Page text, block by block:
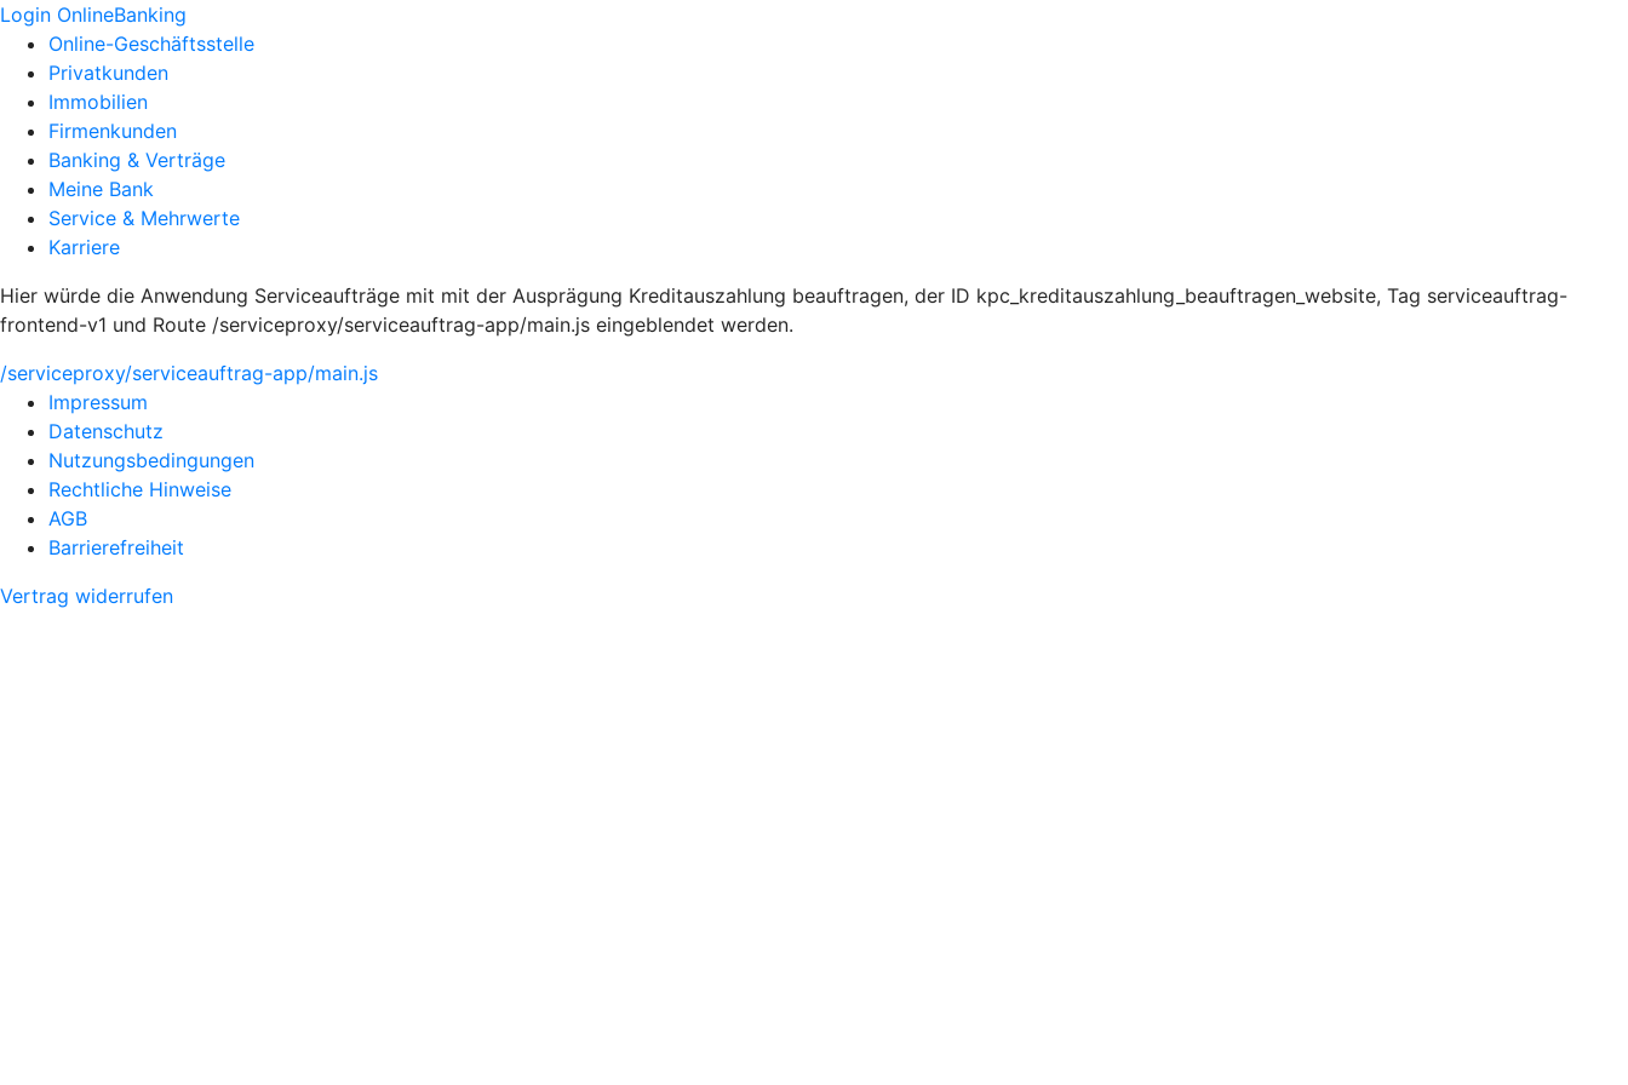
Login OnlineBanking
Online-Geschäftsstelle
Privatkunden
Immobilien
Firmenkunden
Banking & Verträge
Meine Bank
Service & Mehrwerte
Karriere
Hier würde die Anwendung Serviceaufträge mit mit der Ausprägung Kreditauszahlung beauftragen, der ID kpc_kreditauszahlung_beauftragen_website, Tag serviceauftrag-
frontend-v1 und Route /serviceproxy/serviceauftrag-app/main.js eingeblendet werden.
/serviceproxy/serviceauftrag-app/main.js
Impressum
Datenschutz
Nutzungsbedingungen
Rechtliche Hinweise
AGB
Barrierefreiheit
Vertrag widerrufen